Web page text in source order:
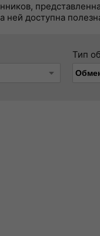
доступна
Тип